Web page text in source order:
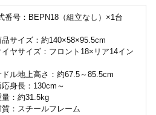
番号：BEPN18（組立なし）×1台
品サイズ：約140×58×95.5cm
イヤサイズ：フロント18×リア14イン
ドル地上高さ：約67.5～85.5cm
応身長：130cm～
量：約31.5kg
質：スチールフレーム